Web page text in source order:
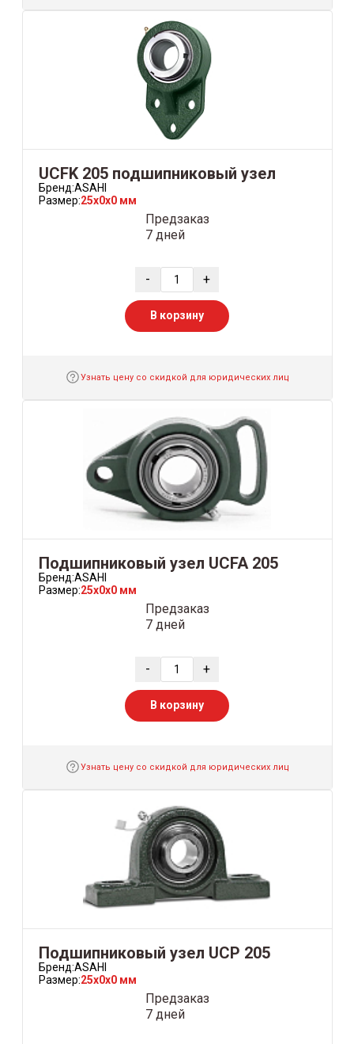
UCFK 205 подшипниковый узел
Бренд:ASAHI
Размер:25x0x0 мм
Предзаказ
7 дней
- +
В корзину
Узнать цену со скидкой для юридических лиц
Подшипниковый узел UCFA 205
Бренд:ASAHI
Размер:25x0x0 мм
Предзаказ
7 дней
- +
В корзину
Узнать цену со скидкой для юридических лиц
Подшипниковый узел UCP 205
Бренд:ASAHI
Размер:25x0x0 мм
Предзаказ
7 дней